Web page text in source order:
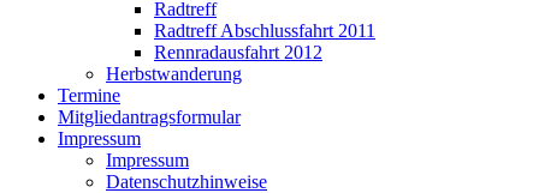
Radtreff
Radtreff Abschlussfahrt 2011
Rennradausfahrt 2012
Herbstwanderung
Termine
Mitgliedantragsformular
Impressum
Impressum
Datenschutzhinweise